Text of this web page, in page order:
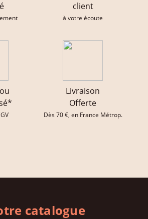
client
à votre écoute
Livraison
Offerte
Dès 70 €, en France Métrop.
catalogue